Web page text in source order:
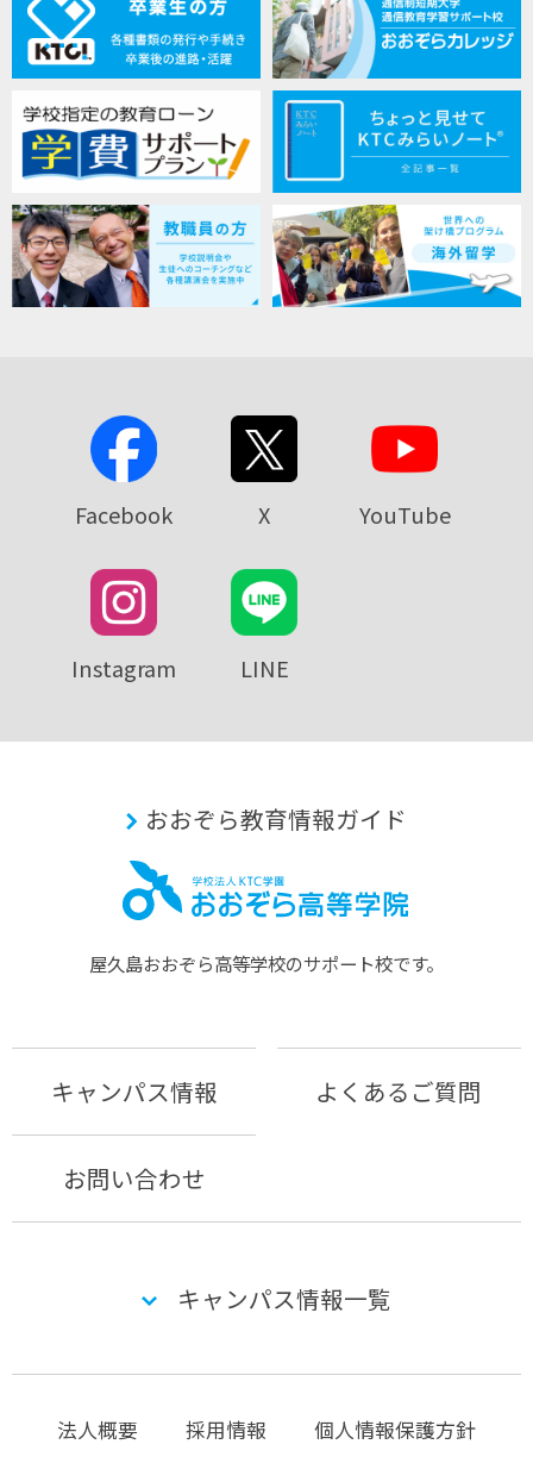
Facebook X YouTube
Instagram LINE
おおぞら教育情報ガイド
屋久島おおぞら⾼等学校のサポート校です。
キャンパス情報 よくあるご質問
お問い合わせ
キャンパス情報一覧
法人概要 採用情報
個人情報保護方針